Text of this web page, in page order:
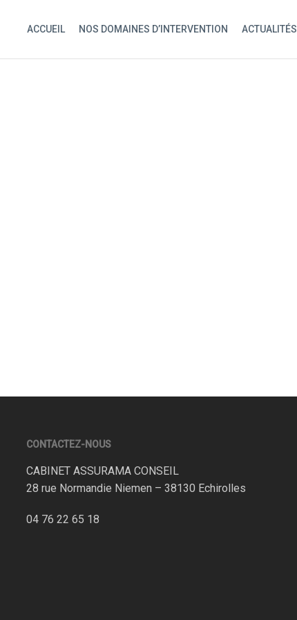
ACCUEIL NOS DOMAINES D’INTERVENTION ACTUALITÉS
CONTACTEZ-NOUS
CABINET ASSURAMA CONSEIL
28 rue Normandie Niemen – 38130 Echirolles
04 76 22 65 18